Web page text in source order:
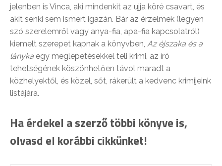
jelenben is Vinca, aki mindenkit az ujja köré csavart, és
akit senki sem ismert igazán. Bár az érzelmek (legyen
szó szerelemről vagy anya-fia, apa-fia kapcsolatról)
kiemelt szerepet kapnak a könyvben, Az éjszaka és a
lányka egy meglepetésekkel teli krimi, az író
tehetségének köszönhetően távol maradt a
közhelyektől, és közel, sőt, rákerült a kedvenc krimijeink
listájára.
Ha érdekel a szerző többi könyve is,
olvasd el korábbi cikkünket!